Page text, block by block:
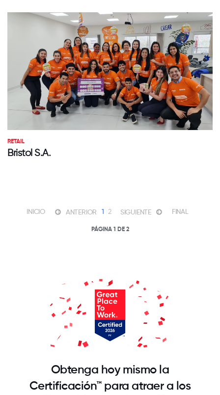
RETAIL
Bristol S.A.
INICIO ANTERIOR 1 2 SIGUIENTE FINAL
PÁGINA 1 DE 2
Obtenga hoy mismo la
Certificación™ para atraer a los